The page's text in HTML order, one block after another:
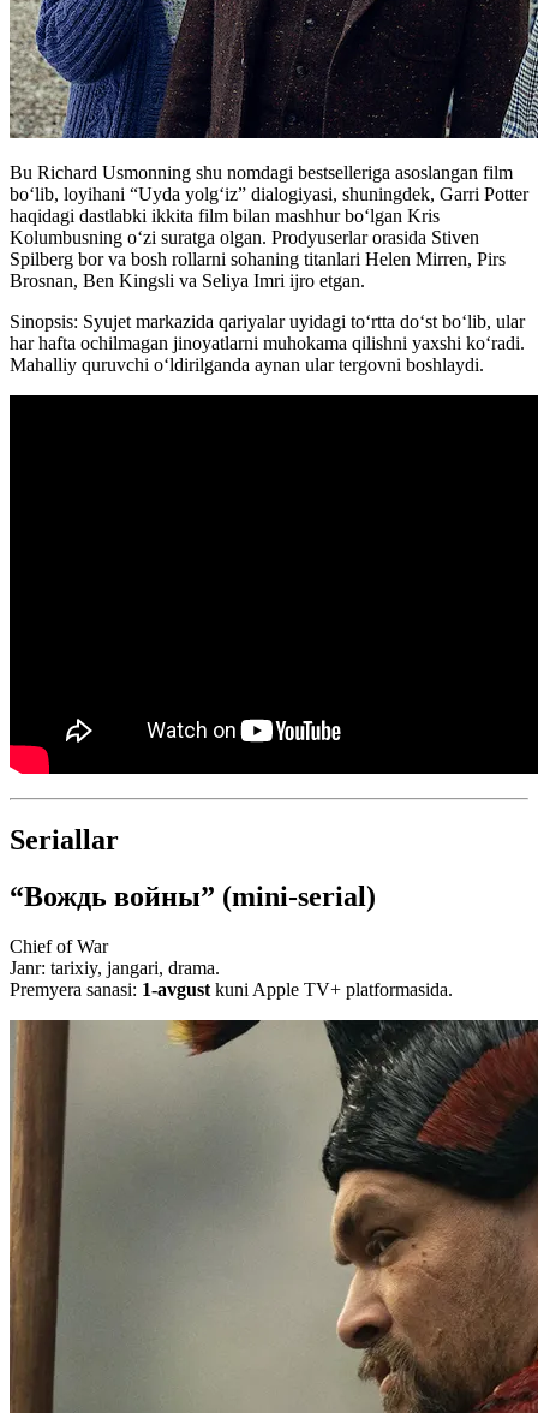
Bu Richard Usmonning shu nomdagi bestselleriga asoslangan film
boʻlib, loyihani “Uyda yolg‘iz” dialogiyasi, shuningdek, Garri Potter
haqidagi dastlabki ikkita film bilan mashhur bo‘lgan Kris
Kolumbusning o‘zi suratga olgan. Prodyuserlar orasida Stiven
Spilberg bor va bosh rollarni sohaning titanlari Helen Mirren, Pirs
Brosnan, Ben Kingsli va Seliya Imri ijro etgan.
Sinopsis: Syujet markazida qariyalar uyidagi to‘rtta do‘st bo‘lib, ular
har hafta ochilmagan jinoyatlarni muhokama qilishni yaxshi ko‘radi.
Mahalliy quruvchi o‘ldirilganda aynan ular tergovni boshlaydi.
Seriallar
“Вождь войны” (mini-serial)
Chief of War
Janr: tarixiy, jangari, drama.
Premyera sanasi: 1-avgustkuni Apple TV+ platformasida.